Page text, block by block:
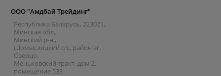
ООО "Амдбай Трейдинг"
Республика Беларусь, 223021,
Минская обл.,
Минский р-н.,
Щомыслицкий с/с, район аг.
Озерцо,
Меньковский тракт, дом 2,
помещение 533